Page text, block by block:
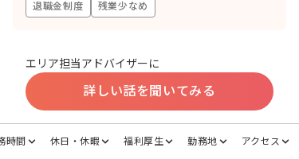
退職金制度
残業少なめ
エリア担当アドバイザーに
詳しい話を聞いてみる
時間 休日・休暇 福利厚生 勤務地 アクセス